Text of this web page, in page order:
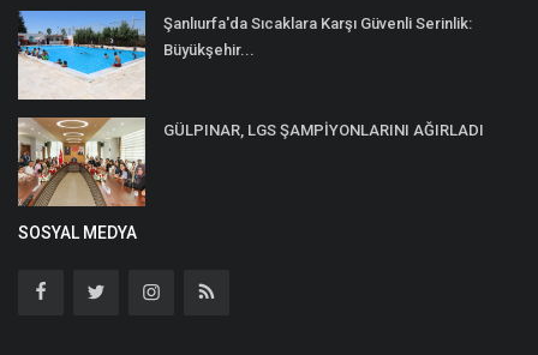
Şanlıurfa'da Sıcaklara Karşı Güvenli Serinlik:
Büyükşehir...
GÜLPINAR, LGS ŞAMPİYONLARINI AĞIRLADI
SOSYAL MEDYA